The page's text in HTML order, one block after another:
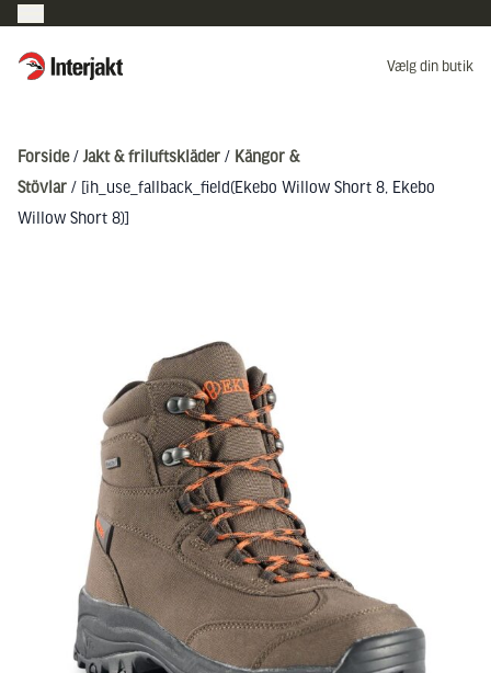
Interjakt DK Vælg din butik
Forside/ Jakt & friluftskläder / Kängor &
Stövlar / [ih_use_fallback_field(Ekebo Willow Short 8, Ekebo
Willow Short 8)]